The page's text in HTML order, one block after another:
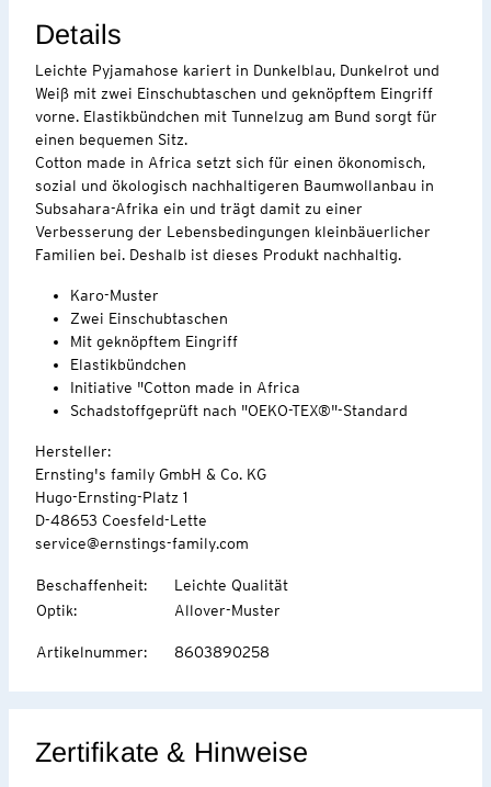
Details
Leichte Pyjamahose kariert in Dunkelblau, Dunkelrot und
Weiß mit zwei Einschubtaschen und geknöpftem Eingriff
vorne. Elastikbündchen mit Tunnelzug am Bund sorgt für
einen bequemen Sitz.
Cotton made in Africa setzt sich für einen ökonomisch,
sozial und ökologisch nachhaltigeren Baumwollanbau in
Subsahara-Afrika ein und trägt damit zu einer
Verbesserung der Lebensbedingungen kleinbäuerlicher
Familien bei. Deshalb ist dieses Produkt nachhaltig.
Karo-Muster
Zwei Einschubtaschen
Mit geknöpftem Eingriff
Elastikbündchen
Initiative "Cotton made in Africa
Schadstoffgeprüft nach "OEKO-TEX®"-Standard
Hersteller:
Ernsting's family GmbH & Co. KG
Hugo-Ernsting-Platz 1
D-48653 Coesfeld-Lette
service@ernstings-family.com
Beschaffenheit:
Leichte Qualität
Optik: Allover-Muster
Artikelnummer: 8603890258
Zertifikate & Hinweise